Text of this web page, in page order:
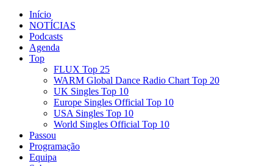
Início
NOTÍCIAS
Podcasts
Agenda
Top
FLUX Top 25
WARM Global Dance Radio Chart Top 20
UK Singles Top 10
Europe Singles Official Top 10
USA Singles Top 10
World Singles Official Top 10
Passou
Programação
Equipa